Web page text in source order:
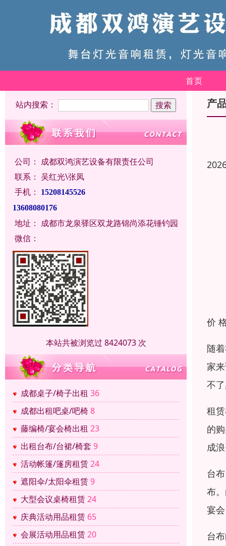
首页
站内搜索：
公司： 成都双鸿演艺设备有限责任公司
联系： 吴红光\张凤
手机：
15208145526
13608080176
地址： 成都市龙泉驿区双龙路锦尚添花锤钓园
微信：
本站共被浏览过 8424073 次
成都桌子/椅子出租 36
成都出租吧桌/吧椅8
藤编椅/宴会椅出租 23
出租台布/台裙/椅套 9
活动帐篷/篷房租赁24
遮阳伞/太阳伞租赁9
大型会议桌椅租赁24
庆典活动用品租赁 65
会展活动用品租赁20
产
价
随
家
不
租
的
成
台
布
宴
台